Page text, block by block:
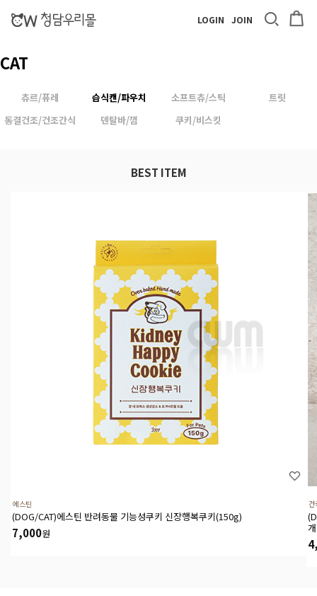
LOGIN JOIN
CAT
츄르/퓨레 습식캔/파우치 소프트츄/스틱
트릿
동결건조/건조간식
덴탈바/껌 쿠키/비스킷
BEST ITEM
에스틴
(DOG/CAT)에스틴 반려동물 기능성쿠키 신장행복쿠키(150g)
7,000원
건